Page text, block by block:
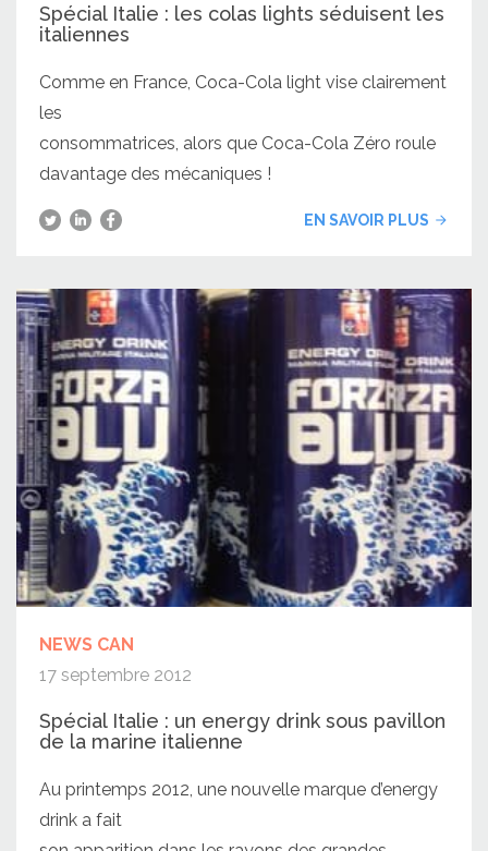
Spécial Italie : les colas lights séduisent les
italiennes
Comme en France, Coca-Cola light vise clairement
les
consommatrices, alors que Coca-Cola Zéro roule
davantage des mécaniques !
EN SAVOIR PLUS
NEWS CAN
17 septembre 2012
Spécial Italie : un energy drink sous pavillon
de la marine italienne
Au printemps 2012, une nouvelle marque d’energy
drink a fait